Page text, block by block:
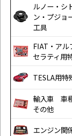
ルノー・シ
ン・プジョ
工具
FIAT・アル
セラティ用
TESLA用特
輸入車 車
その他
エンジン関